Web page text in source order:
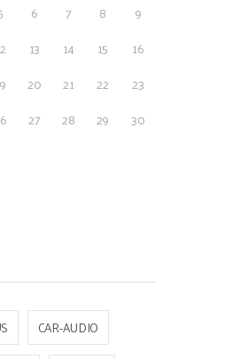
6 7 8
9
13 14 15
16
20 21 22
23
27 28 29
30
CAR-AUDIO